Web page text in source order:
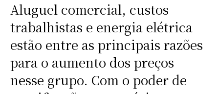
Aluguel comercial, custos
trabalhistas e energia elétrica
estão entre as principais razões
para o aumento dos preços
nesse grupo. Com o poder de